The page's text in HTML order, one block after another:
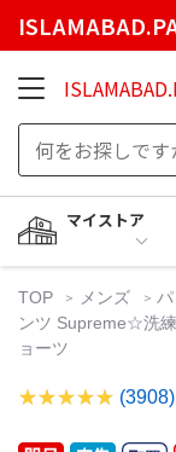
マイストア
TOP メンズ
ンツ Supreme☆洗
ョーツ
(3908)